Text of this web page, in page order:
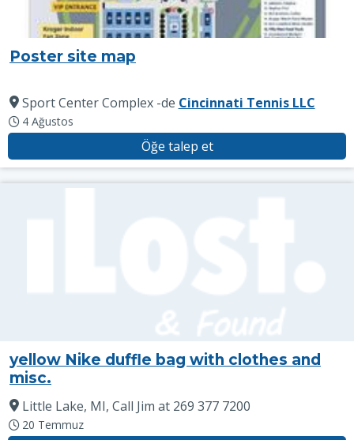
Poster site map
Sport Center Complex -de Cincinnati Tennis LLC
4 Ağustos
Öğe talep et
yellow Nike duffle bag with clothes and
misc.
Little Lake, MI, Call Jim at 269 377 7200
20 Temmuz